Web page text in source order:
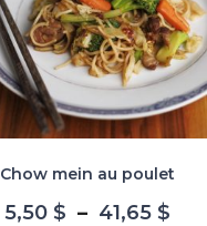
Chow mein au poulet
5,50 $ – 41,65 $